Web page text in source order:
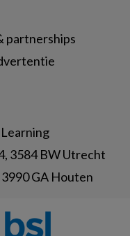
3584 BW Utrecht
GA Houten
partnerships